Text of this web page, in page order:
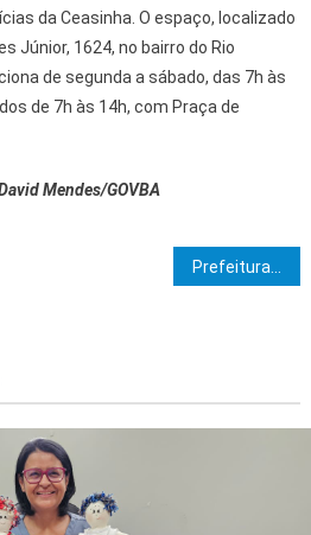
da Ceasinha. O espaço, localizado
Júnior, 1624, no bairro do Rio
de segunda a sábado, das 7h às
de 7h às 14h, com Praça de
Mendes/GOVBA
Post Prefeitura finaliza pavimentação e sinalização da Avenida José Alves Franco e abre novo acesso ao centro de Itabuna